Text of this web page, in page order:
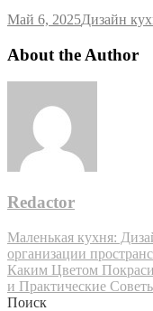
Май 6, 2025Дизайн
About the Author
Redactor
Навигация
по
записям
Маленькая кухня:
организации
Каким Цветом
и Практические
Поиск